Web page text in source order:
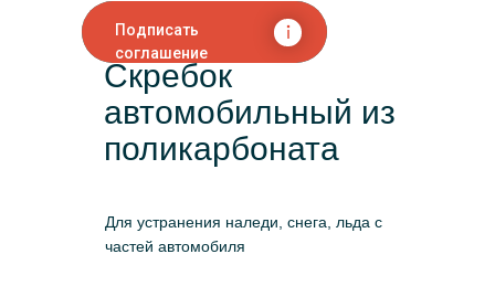
Подписать
соглашение
Скребок
автомобильный из
поликарбоната
Для устранения наледи, снега, льда с
частей автомобиля